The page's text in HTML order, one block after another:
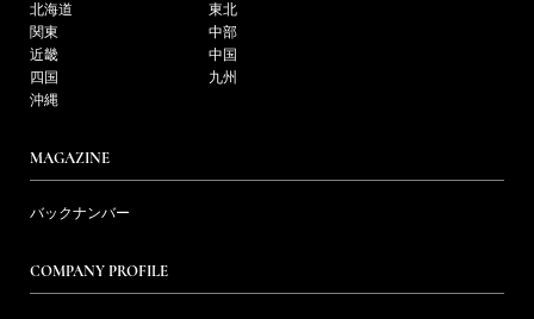
北海道
東北
関東
中部
近畿
中国
四国
九州
沖縄
MAGAZINE
バックナンバー
COMPANY PROFILE